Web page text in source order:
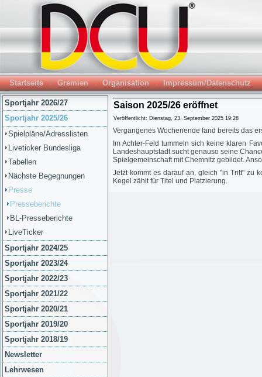
Startseite Gremien Organisation Impressum/Datenschutz
Sportjahr 2026/27
Sportjahr 2025/26
Spielpläne/Adresslisten
Liveticker Bundesliga
Tabellen
Nächste Begegnungen
Presse
Presseberichte
BL-Presseberichte
LiveTicker
Sportjahr 2024/25
Sportjahr 2023/24
Sportjahr 2022/23
Sportjahr 2021/22
Sportjahr 2020/21
Sportjahr 2019/20
Sportjahr 2018/19
Newsletter
Lehrwesen
Saison 2025/26 eröffnet
Veröffentlicht: Dienstag, 23. September 2025 19:28
Vergangenes Wochenende fand bereits das
Im Achter-Feld tummeln sich keine klaren
Landeshauptstadt sucht genauso seine
Spielgemeinschaft mit Chemnitz gebildet.
Jetzt kommt es darauf an, gleich "in Tritt" zu
Kegel zählt für Titel und Platzierung.